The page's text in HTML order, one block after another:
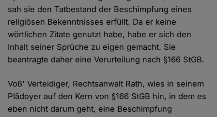
sah sie den Tatbestand der Beschimpfung eines
religiösen Bekenntnisses erfüllt. Da er keine
wörtlichen Zitate genutzt habe, habe er sich den
Inhalt seiner Sprüche zu eigen gemacht. Sie
beantragte daher eine Verurteilung nach §166 StGB.
Voß' Verteidiger, Rechtsanwalt Rath, wies in seinem
Plädoyer auf den Kern von §166 StGB hin, in dem es
eben nicht darum geht, eine Beschimpfung